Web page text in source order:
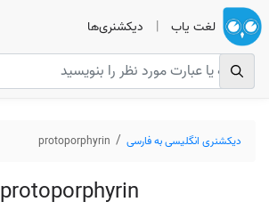
لغت یاب | دیکشنری‌ها
دیکشنری انگلیسی به فارسی protoporphyrin
protoporphyrin